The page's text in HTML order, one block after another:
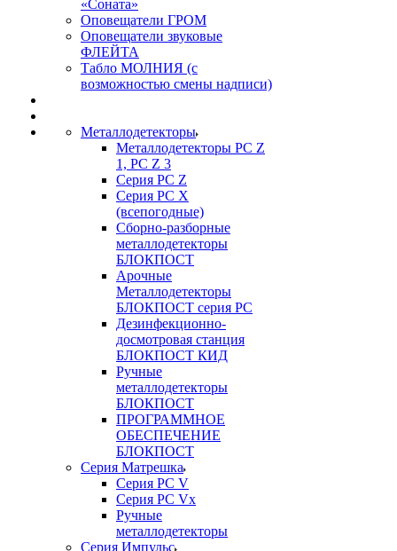
«Соната»
Оповещатели ГРОМ
Оповещатели звуковые
ФЛЕЙТА
Табло МОЛНИЯ (с
возможностью смены надписи)
Металлодетекторы
Металлодетекторы РС Z
1, PC Z 3
Серия РС Z
Серия РС X
(всепогодные)
Сборно-разборные
металлодетекторы
БЛОКПОСТ
Арочные
Металлодетекторы
БЛОКПОСТ серия РС
Дезинфекционно-
досмотровая станция
БЛОКПОСТ КИД
Ручные
металлодетекторы
БЛОКПОСТ
ПРОГРАММНОЕ
ОБЕСПЕЧЕНИЕ
БЛОКПОСТ
Серия Матрешка
Серия PC V
Серия PC Vx
Ручные
металлодетекторы
Серия Импульс